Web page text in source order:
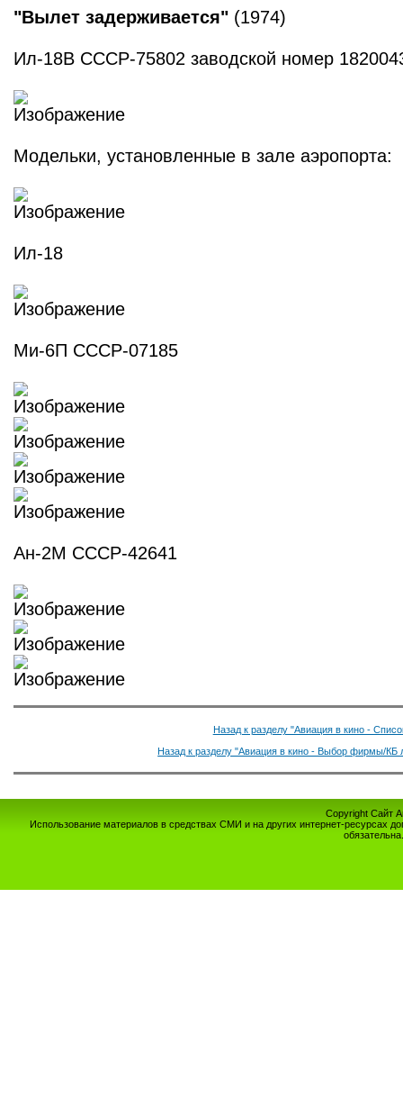
"Вылет задерживается"(1974)
Ил-18В СССР-75802 заводской номер
Модельки, установленные в зале аэропорта:
Ил-18
Ми-6П СССР-07185
Ан-2М СССР-42641
Назад к разделу "Авиация в кино -
Назад к разделу "Авиация в кино - Выбор фирмы/КБ
Copyright Сайт
Использование материалов в средствах СМИ и на других интернет-ресурсах
обязательна.